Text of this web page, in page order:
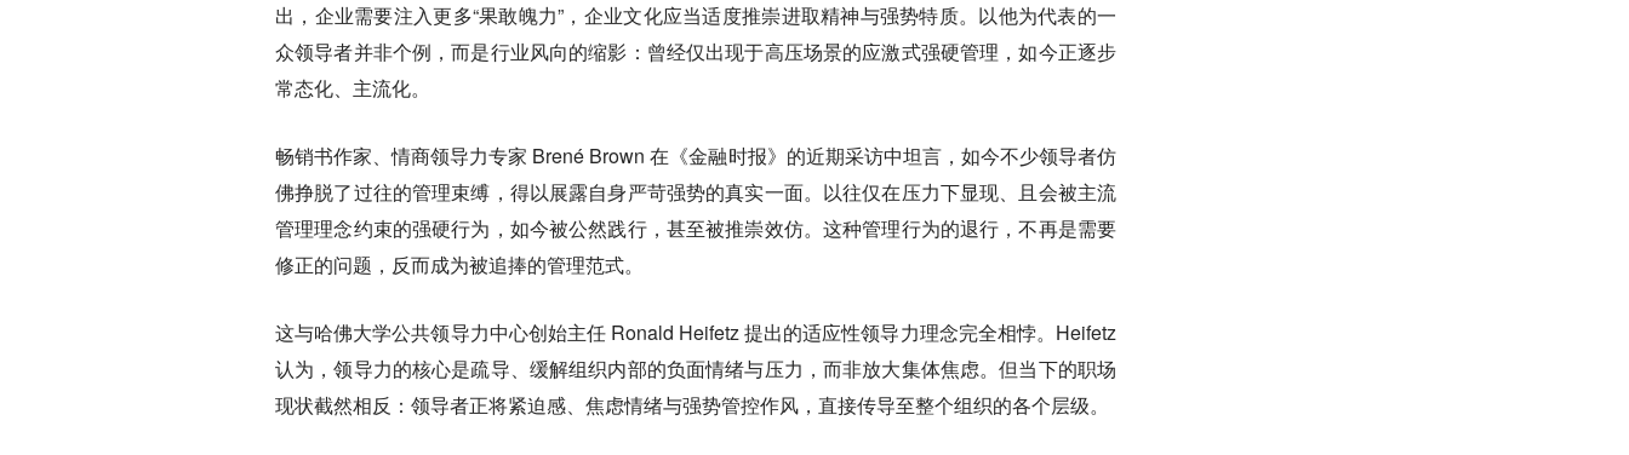
出，企业需要注入更多“果敢魄力”，企业文化应当适度推崇进取精神与强势特质。以他为代表的一
众领导者并非个例，而是行业风向的缩影：曾经仅出现于高压场景的应激式强硬管理，如今正逐步
常态化、主流化。
畅销书作家、情商领导力专家 Brené Brown 在《金融时报》的近期采访中坦言，如今不少领导者仿
佛挣脱了过往的管理束缚，得以展露自身严苛强势的真实一面。以往仅在压力下显现、且会被主流
管理理念约束的强硬行为，如今被公然践行，甚至被推崇效仿。这种管理行为的退行，不再是需要
修正的问题，反而成为被追捧的管理范式。
这与哈佛大学公共领导力中心创始主任 Ronald Heifetz 提出的适应性领导力理念完全相悖。Heifetz
认为，领导力的核心是疏导、缓解组织内部的负面情绪与压力，而非放大集体焦虑。但当下的职场
现状截然相反：领导者正将紧迫感、焦虑情绪与强势管控作风，直接传导至整个组织的各个层级。